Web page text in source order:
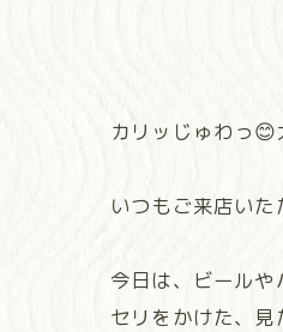
カリッじゅわっ
いつもご来店い
今日は、ビール
セリをかけた、見